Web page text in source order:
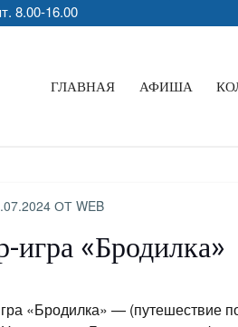
8.00-16.00
ГЛАВНАЯ АФИША
ОТ WEB
игра «Бродилка»
«Бродилка» — (путешествие